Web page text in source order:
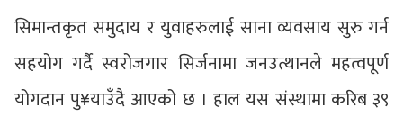
सिमान्तकृत समुदाय र युवाहरुलाई साना व्यवसाय सुरु गर्न
सहयोग गर्दै स्वरोजगार सिर्जनामा जनउत्थानले महत्वपूर्ण
योगदान पु¥याउँदै आएको छ । हाल यस संस्थामा करिब ३९